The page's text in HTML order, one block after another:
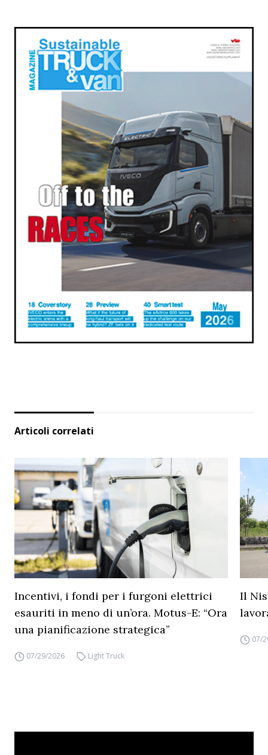
Articoli correlati
Incentivi, i fondi per i furgoni elettrici
esauriti in meno di un’ora. Motus-E: “Ora
una pianificazione strategica”
07/29/2026 Light Truck
Il
07/